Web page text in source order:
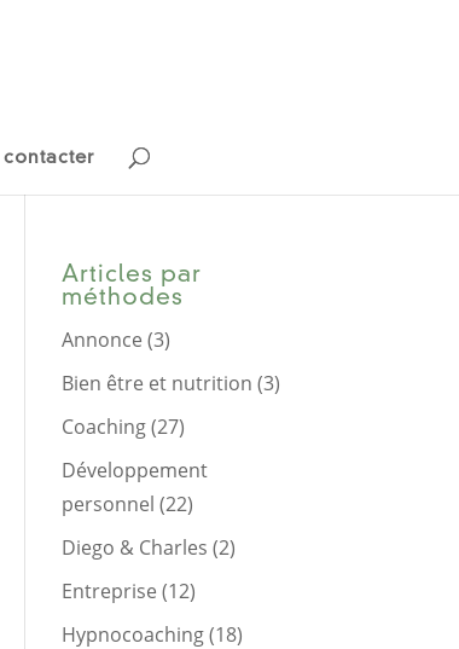
contacter
Articles par
méthodes
Annonce (3)
Bien être et nutrition (3)
Coaching(27)
Développement
personnel (22)
Diego & Charles (2)
Entreprise (12)
Hypnocoaching(18)